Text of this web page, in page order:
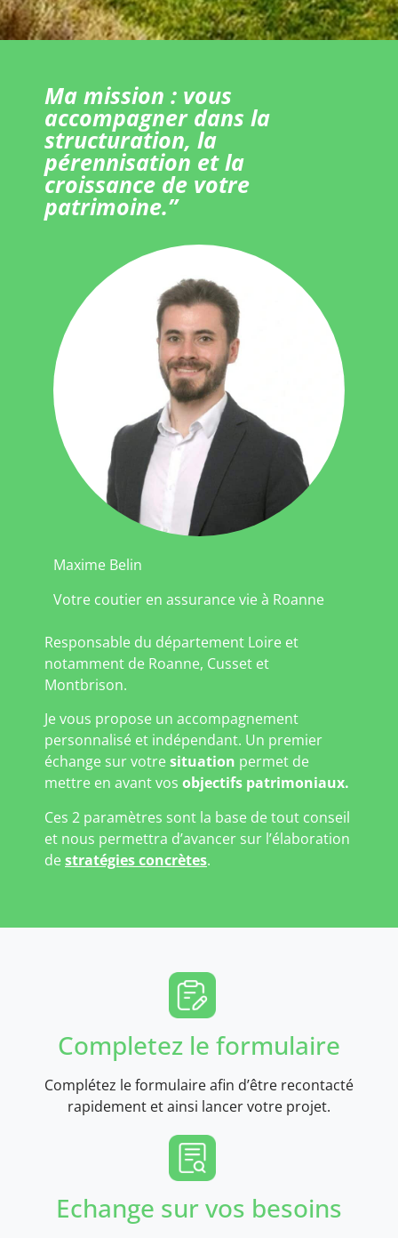
Ma mission : vous
accompagner dans la
structuration, la
pérennisation et la
croissance de votre
patrimoine.”
Maxime Belin
Votre coutier en assurance vie à Roanne
Responsable du département Loire et
notamment de Roanne, Cusset et
Montbrison.
Je vous propose un accompagnement
personnalisé et indépendant. Un premier
échange sur votresituation permet de
mettre en avant vos objectifs patrimoniaux.
Ces 2 paramètres sont la base de tout conseil
et nous permettra d’avancer sur l’élaboration
destratégies concrètes.
Completez le formulaire
Complétez le formulaire afin d’être recontacté
rapidement et ainsi lancer votre projet.
Echange sur vos besoins